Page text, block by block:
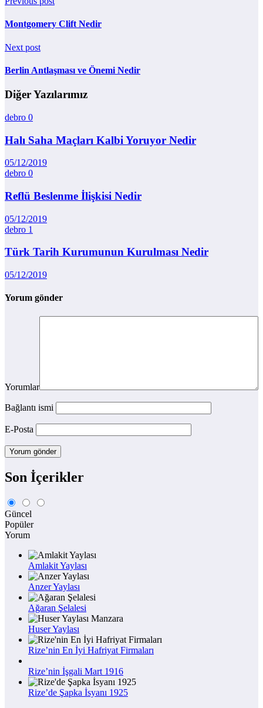
Montgomery Clift Nedir
Next post
Berlin Antlaşması ve Önemi Nedir
Diğer Yazılarımız
debro 0
Halı Saha Maçları Kalbi Yoruyor Nedir
05/12/2019
debro 0
Reflü Beslenme İlişkisi Nedir
05/12/2019
debro 1
Türk Tarih Kurumunun Kurulması Nedir
05/12/2019
Yorum gönder
Yorumlar
Bağlantı ismi
E-Posta
Son İçerikler
Güncel
Popüler
Yorum
Amlakit Yaylası
Anzer Yaylası
Ağaran Şelalesi
Huser Yaylası
Rize’nin En İyi Hafriyat Firmaları
Rize’nin İşgali Mart 1916
Rize’de Şapka İsyanı 1925